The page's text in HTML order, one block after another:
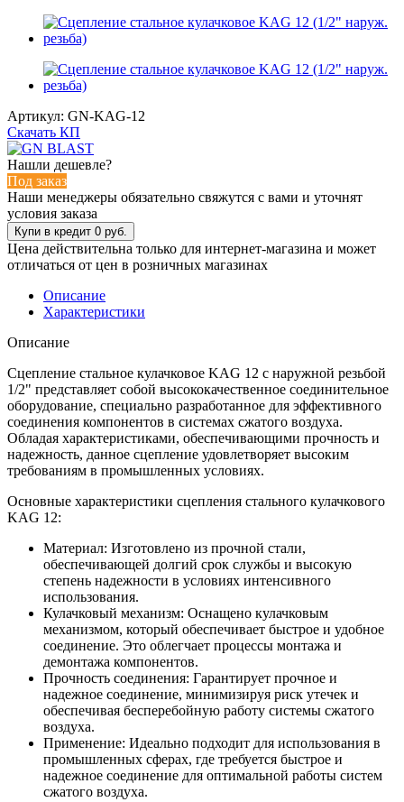
Артикул: GN-KAG-12
Скачать КП
Нашли дешевле?
Под заказ
Наши менеджеры обязательно свяжутся с вами и уточнят
условия заказа
Цена действительна только для интернет-магазина и может
отличаться от цен в розничных магазинах
Описание
Характеристики
Описание
Сцепление стальное кулачковое KAG 12 с наружной резьбой
1/2" представляет собой высококачественное соединительное
оборудование, специально разработанное для эффективного
соединения компонентов в системах сжатого воздуха.
Обладая характеристиками, обеспечивающими прочность и
надежность, данное сцепление удовлетворяет высоким
требованиям в промышленных условиях.
Основные характеристики сцепления стального кулачкового
KAG 12:
Материал: Изготовлено из прочной стали,
обеспечивающей долгий срок службы и высокую
степень надежности в условиях интенсивного
использования.
Кулачковый механизм: Оснащено кулачковым
механизмом, который обеспечивает быстрое и удобное
соединение. Это облегчает процессы монтажа и
демонтажа компонентов.
Прочность соединения: Гарантирует прочное и
надежное соединение, минимизируя риск утечек и
обеспечивая бесперебойную работу системы сжатого
воздуха.
Применение: Идеально подходит для использования в
промышленных сферах, где требуется быстрое и
надежное соединение для оптимальной работы систем
сжатого воздуха.